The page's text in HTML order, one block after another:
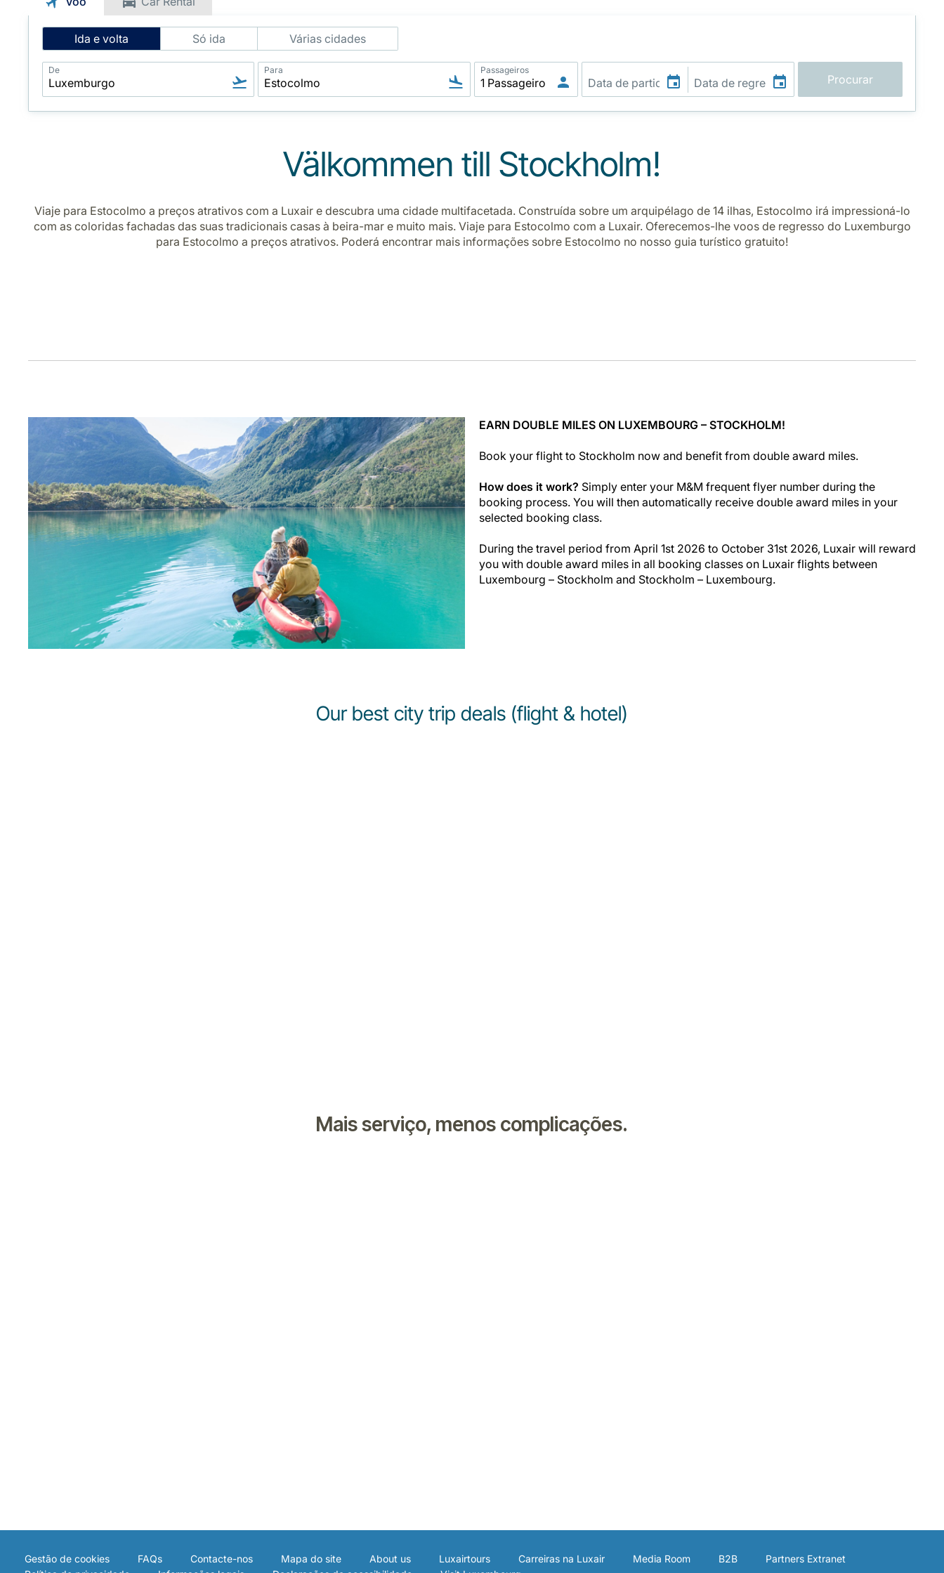
Intelligent
Flight
Search
Ida e volta Só ida Várias cidades
De Para Passageiros
Procurar
Välkommen till Stockholm!
Viaje para Estocolmo a preços atrativos com a Luxair e descubra uma cidade multifacetada. Construída sobre um arquipélago de 14 ilhas, Estocolmo irá impressioná-lo
com as coloridas fachadas das suas tradicionais casas à beira-mar e muito mais. Viaje para Estocolmo com a Luxair. Oferecemos-lhe voos de regresso do Luxemburgo
para Estocolmo a preços atrativos. Poderá encontrar mais informações sobre Estocolmo no nosso guia turístico gratuito!
EARN DOUBLE MILES ON LUXEMBOURG – STOCKHOLM!
Book your flight to Stockholm now and benefit from double award miles.
How does it work? Simply enter your M&M frequent flyer number during the
booking process. You will then automatically receive double award miles in your
selected booking class.
During the travel period from April 1st 2026 to October 31st 2026, Luxair will reward
you with double award miles in all booking classes on Luxair flights between
Luxembourg – Stockholm and Stockholm – Luxembourg.
Our best city trip deals (flight & hotel)
Mais serviço, menos complicações.
Gestão de cookies FAQs Contacte-nos Mapa do site About us Luxairtours Carreiras na Luxair Media Room B2B
Partners Extranet